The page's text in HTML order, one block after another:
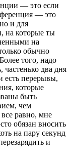
— это если
— это
и для
на которые ты
на
обычно
того, надо
частенько два дня
есть перерывы,
которые
быть
чем
равно, мне
обязан вносить
на пару секунд
и